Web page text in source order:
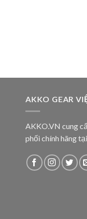
AKKO GEAR
AKKO.VN cung
phối chính hãng